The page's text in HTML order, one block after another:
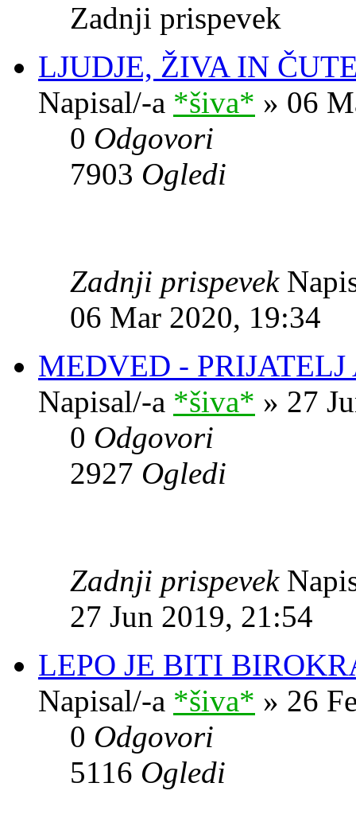
Zadnji prispevek
LJUDJE, ŽIVA IN
Napisal/-a *šiva* » 06
0 Odgovori
7903 Ogledi
Zadnji prispevek
06 Mar 2020, 19:34
MEDVED -
Napisal/-a *šiva* » 27
0 Odgovori
2927 Ogledi
Zadnji prispevek
27 Jun 2019, 21:54
LEPO JE BITI
Napisal/-a *šiva* » 26
0 Odgovori
5116 Ogledi